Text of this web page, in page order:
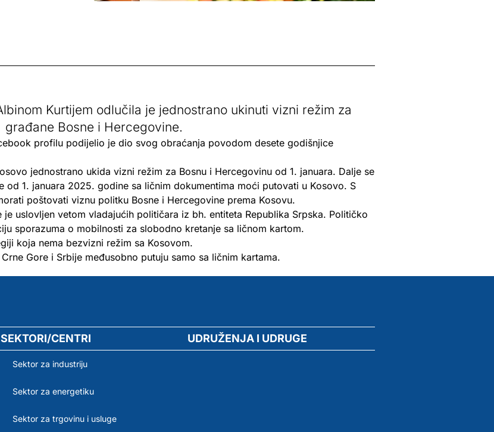
Kurtijem odlučila je jednostrano ukinuti vizni režim za
građane Bosne i Hercegovine.
profilu podijelio je dio svog obraćanja povodom desete godišnjice
jednostrano ukida vizni režim za Bosnu i Hercegovinu od 1. januara. Dalje se
od 1. januara 2025. godine sa ličnim dokumentima moći putovati u Kosovo. S
poštovati viznu politku Bosne i Hercegovine prema Kosovu.
uslovljen vetom vladajućih političara iz bh. entiteta Republika Srpska. Političko
sporazuma o mobilnosti za slobodno kretanje sa ličnom kartom.
koja nema bezvizni režim sa Kosovom.
Gore i Srbije međusobno putuju samo sa ličnim kartama.
SEKTORI/CENTRI
Sektor za industriju
Sektor za energetiku
Sektor za trgovinu i usluge
UDRUŽENJA I UDRUGE